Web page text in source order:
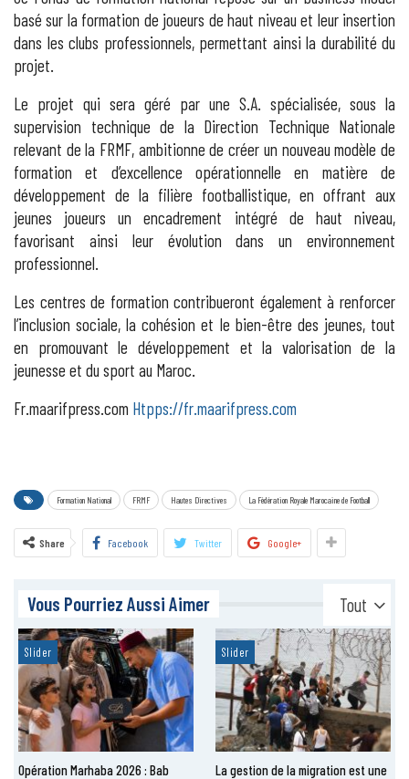
basé sur la formation de joueurs de haut niveau et leur insertion
dans les clubs professionnels, permettant ainsi la durabilité du
projet.
Le projet qui sera géré par une S.A. spécialisée, sous la
supervision technique de la Direction Technique Nationale
relevant de la FRMF, ambitionne de créer un nouveau modèle de
formation et d’excellence opérationnelle en matière de
développement de la filière footballistique, en offrant aux
jeunes joueurs un encadrement intégré de haut niveau,
favorisant ainsi leur évolution dans un environnement
professionnel.
Les centres de formation contribueront également à renforcer
l’inclusion sociale, la cohésion et le bien-être des jeunes, tout
en promouvant le développement et la valorisation de la
jeunesse et du sport au Maroc.
Fr.maarifpress.com Htpps://fr.maarifpress.com
Formation National FRMF Hautes Directives La Fédération Royale Marocaine de Football
Share Facebook Twitter Google+
Tout
Vous Pourriez Aussi Aimer
Slider
Opération Marhaba 2026 : Bab
Slider
La gestion de la migration est une